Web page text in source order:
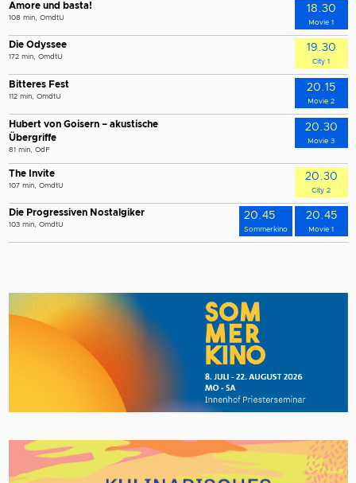
Amore und basta!
108 min, OmdtU
18.30
Movie 1
Die Odyssee
172 min, OmdtU
19.30
City 1
Bitteres Fest
112 min, OmdtU
20.15
Movie 2
Hubert von Goisern – akustische
Übergriffe
81 min, OdF
20.30
Movie 3
The Invite
107 min, OmdtU
20.30
City 2
Die Progressiven Nostalgiker
103 min, OmdtU
20.45
Sommerkino
20.45
Movie 1